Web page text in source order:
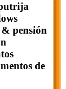
& pensión
de